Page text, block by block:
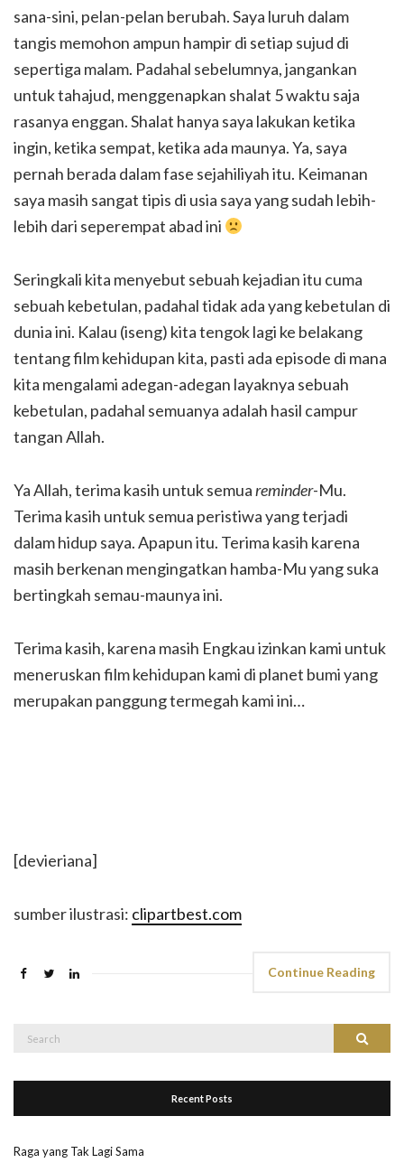
sana-sini, pelan-pelan berubah. Saya luruh dalam
tangis memohon ampun hampir di setiap sujud di
sepertiga malam. Padahal sebelumnya, jangankan
untuk tahajud, menggenapkan shalat 5 waktu saja
rasanya enggan. Shalat hanya saya lakukan ketika
ingin, ketika sempat, ketika ada maunya. Ya, saya
pernah berada dalam fase sejahiliyah itu. Keimanan
saya masih sangat tipis di usia saya yang sudah lebih-
lebih dari seperempat abad ini
Seringkali kita menyebut sebuah kejadian itu cuma
sebuah kebetulan, padahal tidak ada yang kebetulan di
dunia ini. Kalau (iseng) kita tengok lagi ke belakang
tentang film kehidupan kita, pasti ada episode di mana
kita mengalami adegan-adegan layaknya sebuah
kebetulan, padahal semuanya adalah hasil campur
tangan Allah.
Ya Allah, terima kasih untuk semuareminder-Mu.
Terima kasih untuk semua peristiwa yang terjadi
dalam hidup saya. Apapun itu. Terima kasih karena
masih berkenan mengingatkan hamba-Mu yang suka
bertingkah semau-maunya ini.
Terima kasih, karena masih Engkau izinkan kami untuk
meneruskan film kehidupan kami di planet bumi yang
merupakan panggung termegah kami ini…
[devieriana]
sumber ilustrasi: clipartbest.com
Continue Reading
Search
Search
Recent Posts
Raga yang Tak Lagi Sama